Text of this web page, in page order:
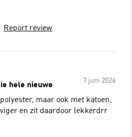
Report review
7 juni 2026
hele nieuwe
maar ook met katoen,
en zit daardoor lekkerdrr